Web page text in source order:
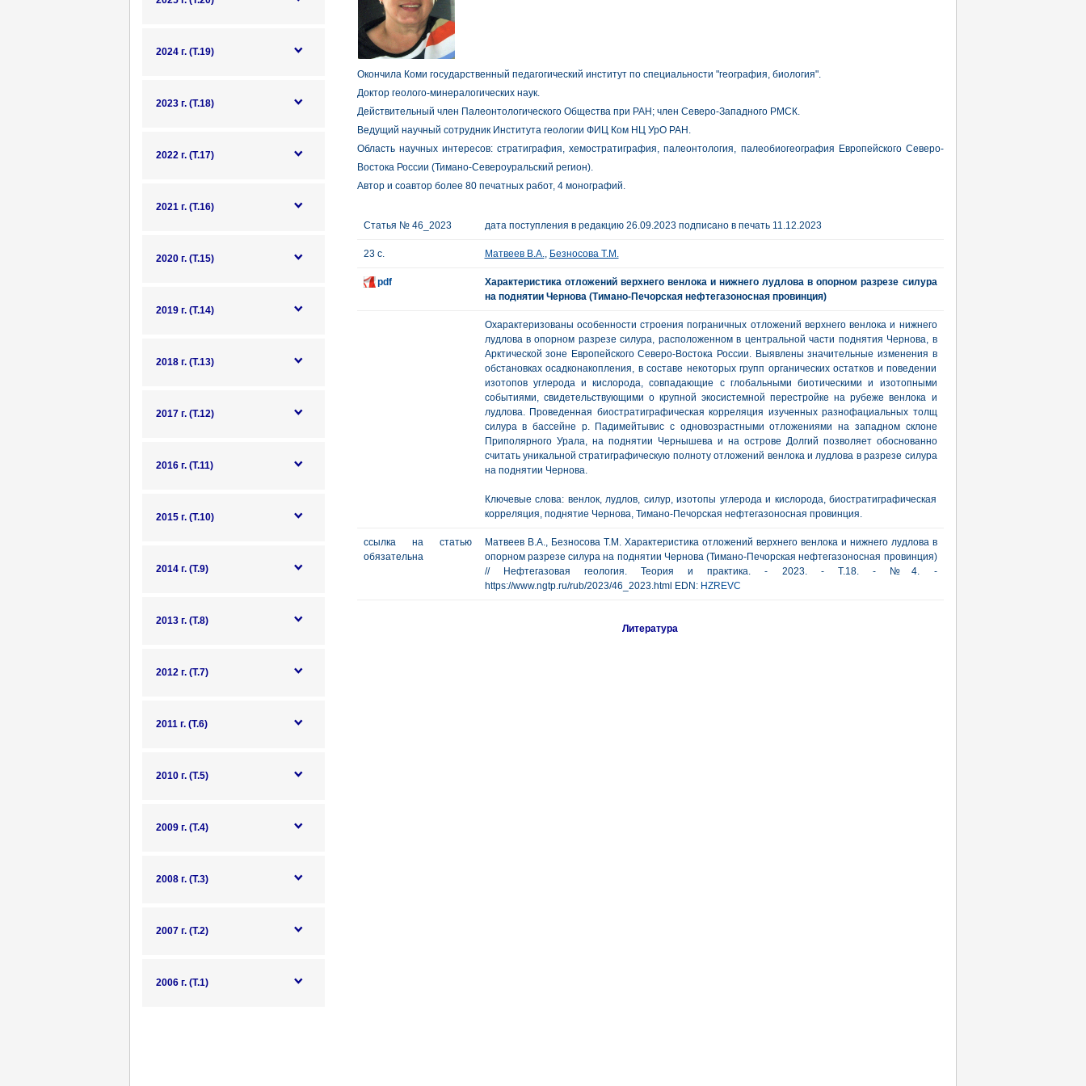
2024 г. (Т.19)
2023 г. (Т.18)
2022 г. (Т.17)
2021 г. (Т.16)
2020 г. (Т.15)
2019 г. (Т.14)
2018 г. (Т.13)
2017 г. (Т.12)
2016 г. (Т.11)
2015 г. (Т.10)
2014 г. (Т.9)
2013 г. (Т.8)
2012 г. (Т.7)
2011 г. (Т.6)
2010 г. (Т.5)
2009 г. (Т.4)
2008 г. (Т.3)
2007 г. (Т.2)
2006 г. (Т.1)
Окончила Коми государственный педагогический институт по специальности "география, биология".
Доктор геолого-минералогических наук.
Действительный член Палеонтологического Общества при РАН; член Северо-Западного РМСК.
Ведущий научный сотрудник Института геологии ФИЦ Ком НЦ УрО РАН.
Область научных интересов: стратиграфия, хемостратиграфия, палеонтология, палеобиогеография Европейского Северо-
Востока России (Тимано-Североуральский регион).
Автор и соавтор более 80 печатных работ, 4 монографий.
Статья № 46_2023 дата поступления в редакцию 26.09.2023 подписано в печать 11.12.2023
23 с. Матвеев В.А., Безносова Т.М.
pdf
Характеристика отложений верхнего венлока и нижнего лудлова в опорном разрезе силура
на поднятии Чернова (Тимано-Печорская нефтегазоносная провинция)
Охарактеризованы особенности строения пограничных отложений верхнего венлока и нижнего
лудлова в опорном разрезе силура, расположенном в центральной части поднятия Чернова, в
Арктической зоне Европейского Северо-Востока России. Выявлены значительные изменения в
обстановках осадконакопления, в составе некоторых групп органических остатков и поведении
изотопов углерода и кислорода, совпадающие с глобальными биотическими и изотопными
событиями, свидетельствующими о крупной экосистемной перестройке на рубеже венлока и
лудлова. Проведенная биостратиграфическая корреляция изученных разнофациальных толщ
силура в бассейне р. Падимейтывис с одновозрастными отложениями на западном склоне
Приполярного Урала, на поднятии Чернышева и на острове Долгий позволяет обоснованно
считать уникальной стратиграфическую полноту отложений венлока и лудлова в разрезе силура
на поднятии Чернова.
Ключевые слова: венлок, лудлов, силур, изотопы углерода и кислорода, биостратиграфическая
корреляция, поднятие Чернова, Тимано-Печорская нефтегазоносная провинция.
ссылка на статью
обязательна
Матвеев В.А., Безносова Т.М. Характеристика отложений верхнего венлока и нижнего лудлова в
опорном разрезе силура на поднятии Чернова (Тимано-Печорская нефтегазоносная провинция)
// Нефтегазовая геология. Теория и практика. - 2023. - Т.18. - №4. -
https://www.ngtp.ru/rub/2023/46_2023.html EDN: HZREVC
Литература